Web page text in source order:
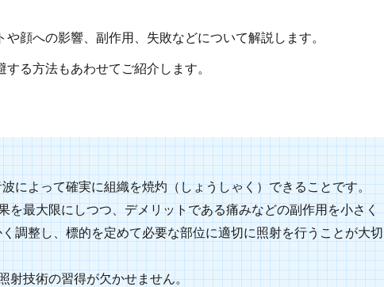
顔への影響、副作用、失敗などについて解説します。
る方法もあわせてご紹介します。
によって確実に組織を焼灼（しょうしゃく）できることです。
を最大限にしつつ、デメリットである痛みなどの副作用を小さく
調整し、標的を定めて必要な部位に適切に照射を行うことが大切
射技術の習得が欠かせません。